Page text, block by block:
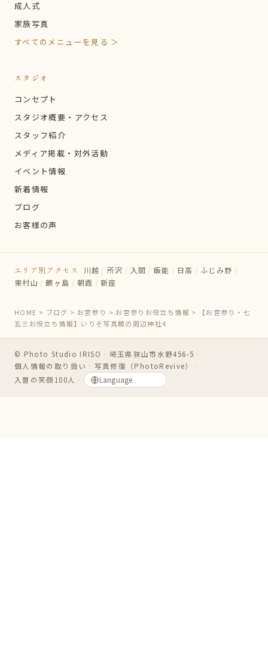
成人式
家族写真
すべてのメニューを見る ＞
スタジオ
コンセプト
スタジオ概要・アクセス
スタッフ紹介
メディア掲載・対外活動
イベント情報
新着情報
ブログ
お客様の声
エリア別アクセス 川越 / 所沢 / 入間 / 飯能 / 日高 / ふじみ野 /
東村山 / 鶴ヶ島 / 朝霞 / 新座
HOME > ブログ > お宮参り > お宮参りお役立ち情報 >
【お宮参り・七
五三お役立ち情報】いりそ写真館の周辺神社4
© Photo Studio IRISO ・ 埼玉県狭山市水野456-5 ・
個人情報の取り扱い ・ 写真修復（PhotoRevive）
・
入曽の笑顔100人 ・